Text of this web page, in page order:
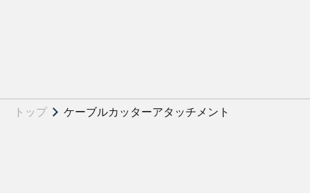
トップ ケーブルカッターアタッチメント